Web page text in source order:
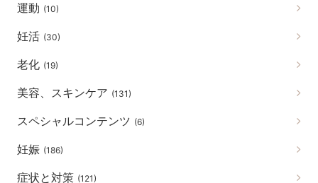
運動 (10)
妊活 (30)
老化 (19)
美容、スキンケア (131)
スペシャルコンテンツ (6)
妊娠 (186)
症状と対策 (121)